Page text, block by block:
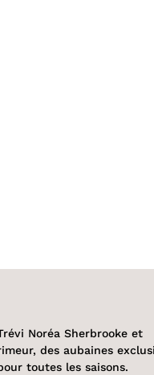
Noréa Sherbrooke et
des aubaines
toutes les saisons.